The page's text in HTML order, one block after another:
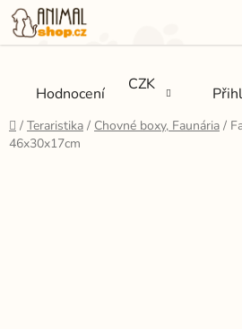
Přejít
na
obsah
Hodnocení CZK
Domů
/ Teraristika / Chovné boxy, Faunária /
46x30x17cm